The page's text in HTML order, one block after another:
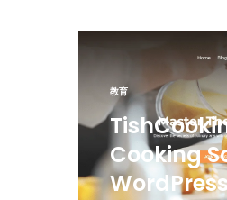
教育
Cooking